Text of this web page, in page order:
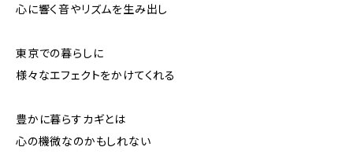
心に響く音やリズムを生み出し
東京での暮らしに
様々なエフェクトをかけてくれる
豊かに暮らすカギとは
心の機微なのかもしれない